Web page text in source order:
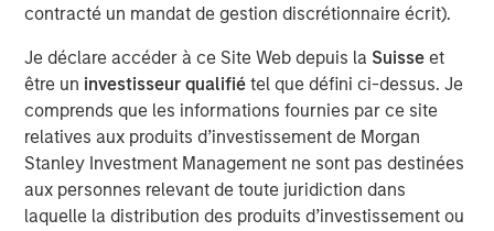
contracté un mandat de gestion discrétionnaire écrit).
Je déclare accéder à ce Site Web depuis la Suisse et
être un investisseur qualifiétel que défini ci-dessus. Je
comprends que les informations fournies par ce site
relatives aux produits d’investissement de Morgan
Stanley Investment Management ne sont pas destinées
aux personnes relevant de toute juridiction dans
laquelle la distribution des produits d’investissement ou
To learn more about our Insurance Solutions, click the
Click Here
About InsuranceAUM.com Podcasts: